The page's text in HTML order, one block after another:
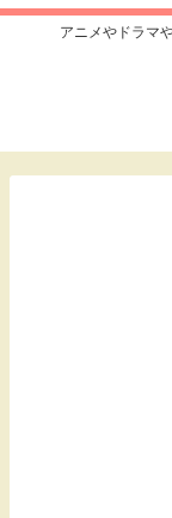
アニメやドラマ